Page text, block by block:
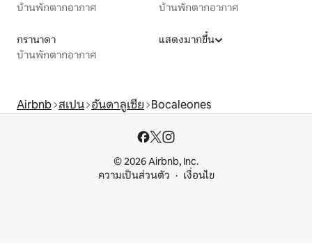
บ้านพักตากอากาศ
บ้านพักตากอากาศ
กรานาดา
บ้านพักตากอากาศ
แสดงมากขึ้น
Airbnb สเปน อันดาลูเซีย Bocaleones
© 2026 Airbnb, Inc.
ความเป็นส่วนตัว
เงื่อนไข